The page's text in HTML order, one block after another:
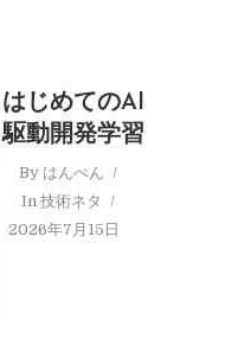
はじめてのAI
駆動開発学習
By はんぺん
In技術ネタ
2026年7月15日